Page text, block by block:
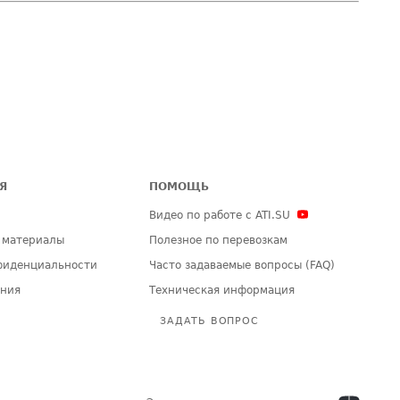
ПОМОЩЬ
Видео по работе с ATI.SU
Полезное по перевозкам
Часто задаваемые вопросы (FAQ)
Техническая информация
ЗАДАТЬ ВОПРОС